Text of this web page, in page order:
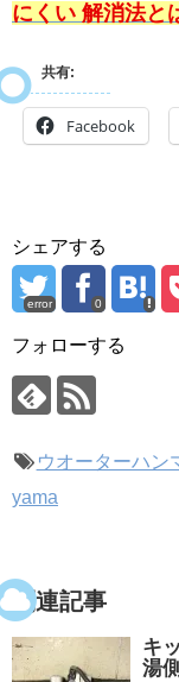
にくい 解消法と
共有:
Facebook
シェアする
error 0
フォローする
ウオーターハン
yama
関連記事
キ
湯